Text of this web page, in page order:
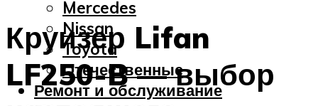
Mercedes
Nissan
Toyota
Отечественные
Ремонт и обслуживание
Круизер Lifan
LF250-B — выбор